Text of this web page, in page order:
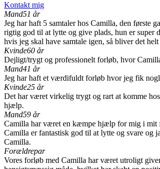
Kontakt mig
Mand51 år
Jeg har haft 5 samtaler hos Camilla, den første
rigtig god til at lytte og give plads, hun er super
hvis jeg skal have samtale igen, så bliver det
Kvinde60 år
Dejligt/trygt og professionelt forløb, hvor
Mand41 år
Jeg har haft et værdifuldt forløb hvor jeg fik
Kvinde25 år
Det har været virkelig trygt og rart at komme
hjælp.
Mand59 år
Camilla har været en kæmpe hjælp for mig i mit
Camilla er fantastisk god til at lytte og svare og
Camilla.
Forældrepar
Vores forløb med Camilla har været utroligt